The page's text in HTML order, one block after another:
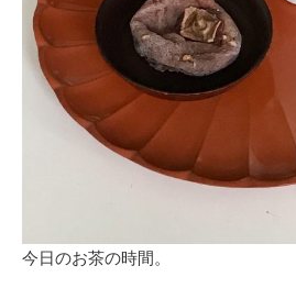
今日のお茶の時間。